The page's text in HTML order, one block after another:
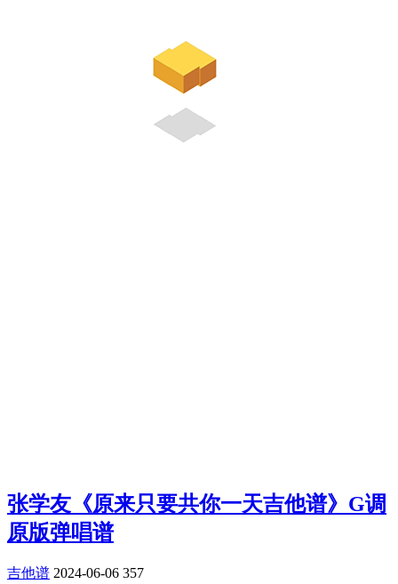
张学友《原来只要共你一天吉他谱》G调
原版弹唱谱
吉他谱 2024-06-06 357